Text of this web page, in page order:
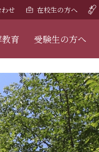
せ 在校生の方へ
育 受験生の方へ